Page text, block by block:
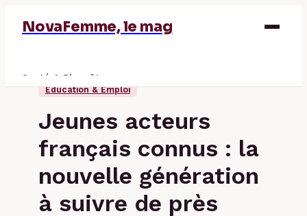
NovaFemme, le mag
Santé & Bien-être
Éducation & Emploi
Jeunes acteurs
français connus : la
nouvelle génération
à suivre de près